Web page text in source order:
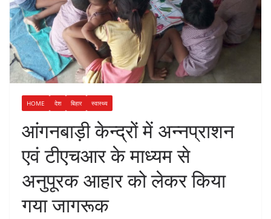
HOME देश बिहार स्वास्थ्य
आंगनबाड़ी केन्द्रों में अन्नप्राशन
एवं टीएचआर के माध्यम से
अनुपूरक आहार को लेकर किया
गया जागरूक